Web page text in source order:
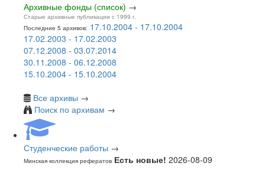
Архивные фонды (список) →
Старые архивные публикации с 1999 г.
Последние 5 архивов: 17.10.2004 - 17.10.2004
17.02.2003 - 17.02.2003
07.12.2008 - 03.07.2014
30.11.2008 - 06.12.2008
15.10.2004 - 15.10.2004
Все архивы →
Поиск по архивам →
Студенческие работы →
Минская коллекция рефератов Есть новые! 2026-08-09